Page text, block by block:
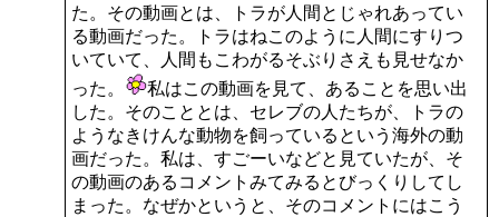
た。その動画とは、トラが人間とじゃれあってい
る動画だった。トラはねこのように人間にすりつ
いていて、人間もこわがるそぶりさえも見せなか
った。
私はこの動画を見て、あることを思い出
した。そのこととは、セレブの人たちが、トラの
ようなきけんな動物を飼っているという海外の動
画だった。私は、すごーいなどと見ていたが、そ
の動画のあるコメントみてみるとびっくりしてし
まった。なぜかというと、そのコメントにはこう